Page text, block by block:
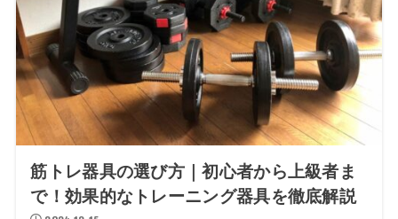
筋トレ器具の選び方｜初心者から上級者ま
で！効果的なトレーニング器具を徹底解説